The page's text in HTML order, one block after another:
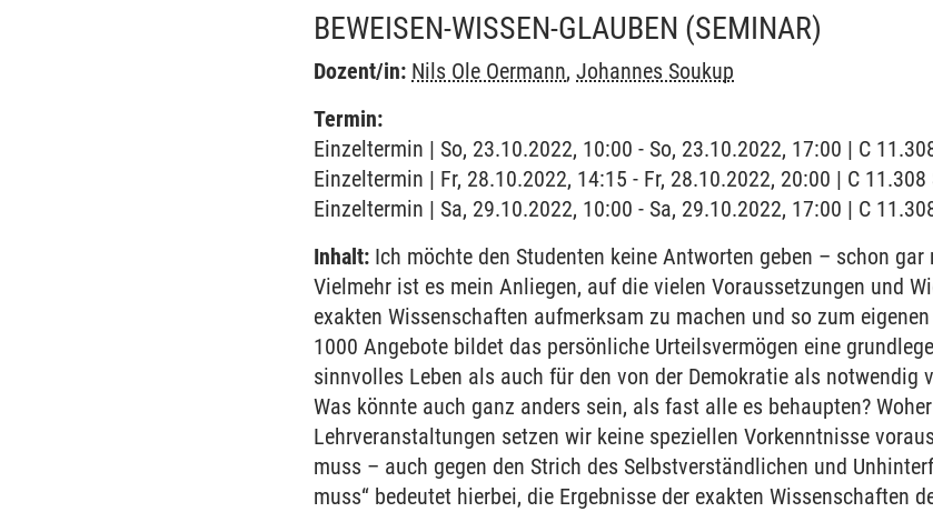
BEWEISEN-WISSEN-GLAUBEN (SEMINAR)
Dozent/in: Nils Ole Oermann,Johannes Soukup
Termin:
Einzeltermin | So, 23.10.2022, 10:00 - So, 23.10.2022, 17:00 | C
Einzeltermin | Fr, 28.10.2022, 14:15 - Fr, 28.10.2022, 20:00 | C
Einzeltermin | Sa, 29.10.2022, 10:00 - Sa, 29.10.2022, 17:00 | C
Inhalt: Ich möchte den Studenten keine Antworten geben – schon
Vielmehr ist es mein Anliegen, auf die vielen Voraussetzungen und
exakten Wissenschaften aufmerksam zu machen und so zum
1000 Angebote bildet das persönliche Urteilsvermögen eine
sinnvolles Leben als auch für den von der Demokratie als notwendig
Was könnte auch ganz anders sein, als fast alle es behaupten?
Lehrveranstaltungen setzen wir keine speziellen Vorkenntnisse
muss – auch gegen den Strich des Selbstverständlichen und
muss“ bedeutet hierbei, die Ergebnisse der exakten Wissenschaften